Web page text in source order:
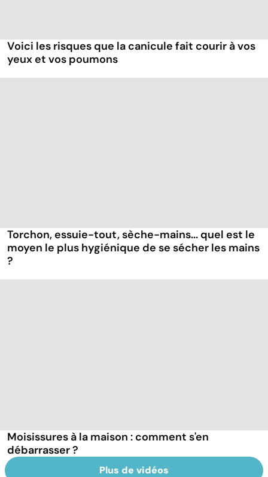
Voici les risques que la canicule fait courir à vos
yeux et vos poumons
Torchon, essuie-tout, sèche-mains... quel est le
moyen le plus hygiénique de se sécher les mains
?
Moisissures à la maison : comment s'en
débarrasser ?
Plus de vidéos